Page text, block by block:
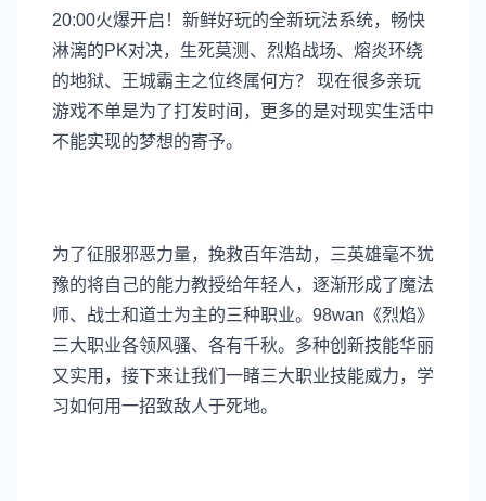
20:00火爆开启！新鲜好玩的全新玩法系统，畅快
淋漓的PK对决，生死莫测、烈焰战场、熔炎环绕
的地狱、王城霸主之位终属何方？ 现在很多亲玩
游戏不单是为了打发时间，更多的是对现实生活中
不能实现的梦想的寄予。
为了征服邪恶力量，挽救百年浩劫，三英雄毫不犹
豫的将自己的能力教授给年轻人，逐渐形成了魔法
师、战士和道士为主的三种职业。98wan《烈焰》
三大职业各领风骚、各有千秋。多种创新技能华丽
又实用，接下来让我们一睹三大职业技能威力，学
习如何用一招致敌人于死地。